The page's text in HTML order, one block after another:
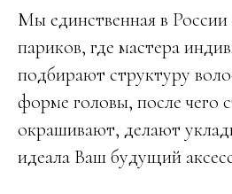
Мы единственная в
париков, где мастера
подбирают структуру
форме головы, после чего
окрашивают, делают
идеала Ваш будущий